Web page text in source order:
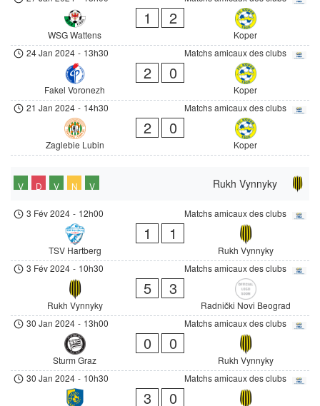
WSG Wattens
1 2
Koper
Matchs amicaux des clubs
24 Jan 2024 - 13h30
Fakel Voronezh
2 0
Koper
Matchs amicaux des clubs
21 Jan 2024 - 14h30
Zaglebie Lubin
2 0
Koper
Rukh Vynnyky
V D V N V
Matchs amicaux des clubs
3 Fév 2024 - 12h00
TSV Hartberg
1 1
Rukh Vynnyky
Matchs amicaux des clubs
3 Fév 2024 - 10h30
Rukh Vynnyky
5 3
Radnički Novi Beograd
Matchs amicaux des clubs
30 Jan 2024 - 13h00
Sturm Graz
0 0
Rukh Vynnyky
Matchs amicaux des clubs
30 Jan 2024 - 10h30
3 0